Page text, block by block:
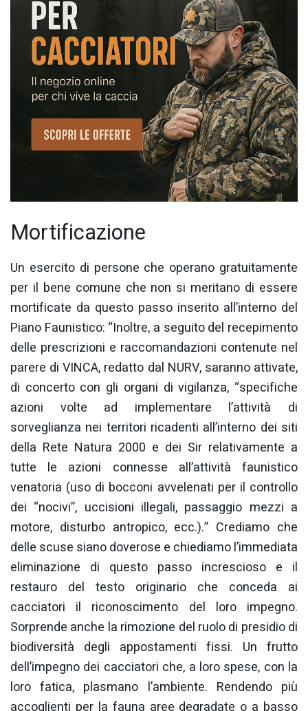
Mortificazione
Un esercito di persone che operano gratuitamente
per il bene comune che non si meritano di essere
mortificate da questo passo inserito all’interno del
Piano Faunistico: “Inoltre, a seguito del recepimento
delle prescrizioni e raccomandazioni contenute nel
parere di VINCA, redatto dal NURV, saranno attivate,
di concerto con gli organi di vigilanza, “specifiche
azioni volte ad implementare l’attività di
sorveglianza nei territori ricadenti all’interno dei siti
della Rete Natura 2000 e dei Sir relativamente a
tutte le azioni connesse all’attività faunistico
venatoria (uso di bocconi avvelenati per il controllo
dei “nocivi”, uccisioni illegali, passaggio mezzi a
motore, disturbo antropico, ecc.).” Crediamo che
delle scuse siano doverose e chiediamo l’immediata
eliminazione di questo passo increscioso e il
restauro del testo originario che conceda ai
cacciatori il riconoscimento del loro impegno.
Sorprende anche la rimozione del ruolo di presidio di
biodiversità degli appostamenti fissi. Un frutto
dell’impegno dei cacciatori che, a loro spese, con la
loro fatica, plasmano l’ambiente. Rendendo più
accoglienti per la fauna aree degradate o a basso